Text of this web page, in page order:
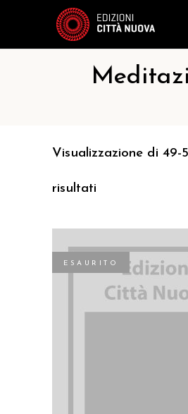
Visualizzazione di 49-
risultati
ESAURITO